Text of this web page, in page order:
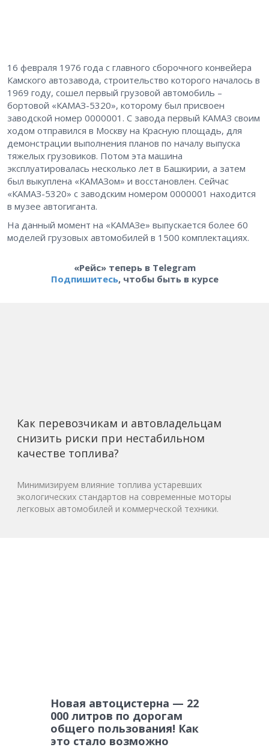
16 февраля 1976 года с главного сборочного конвейера
Камского автозавода, строительство которого началось в
1969 году, сошел первый грузовой автомобиль –
бортовой «КАМАЗ-5320», которому был присвоен
заводской номер 0000001. С завода первый КАМАЗ своим
ходом отправился в Москву на Красную площадь, для
демонстрации выполнения планов по началу выпуска
тяжелых грузовиков. Потом эта машина
эксплуатировалась несколько лет в Башкирии, а затем
был выкуплена «КАМАЗом» и восстановлен. Сейчас
«КАМАЗ-5320» с заводским номером 0000001 находится
в музее автогиганта.
На данный момент на «КАМАЗе» выпускается более 60
моделей грузовых автомобилей в 1500 комплектациях.
«Рейс» теперь в Telegram
Подпишитесь, чтобы быть в курсе
Как перевозчикам и автовладельцам
снизить риски при нестабильном
качестве топлива?
Минимизируем влияние топлива устаревших
экологических стандартов на современные моторы
легковых автомобилей и коммерческой техники.
Новая автоцистерна — 22
000 литров по дорогам
общего пользования! Как
это стало возможно